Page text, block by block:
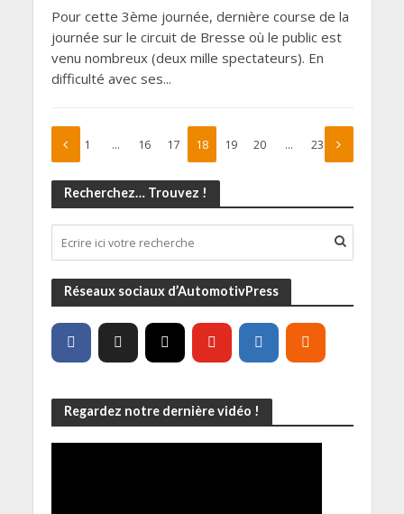
Pour cette 3ème journée, dernière course de la
journée sur le circuit de Bresse où le public est
venu nombreux (deux mille spectateurs). En
difficulté avec ses...
1 … 16 17 18 19 20 … 23
Recherchez… Trouvez !
Réseaux sociaux d’AutomotivPress
Regardez notre dernière vidéo !